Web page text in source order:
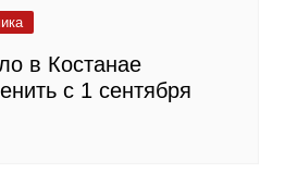
в Костанае
с 1 сентября